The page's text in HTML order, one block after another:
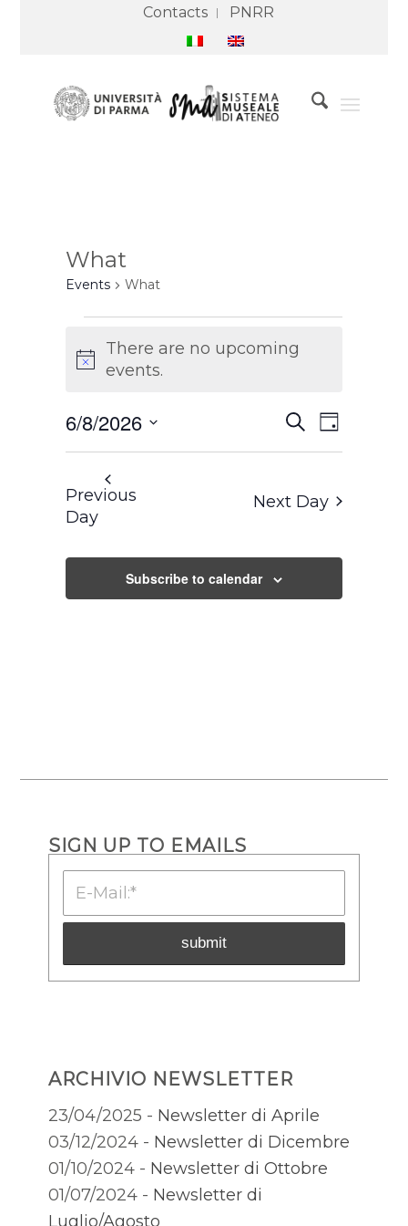
Contacts PNRR
What
Events What
Events
June
2026
Notice
There are no upcoming
events.
Events
Search
Views
SearchEvent
Views
Day
6/8/2026
Select
Previous
Day
Next Day
Subscribe to calendar
SIGN UP TO EMAILS
ARCHIVIO NEWSLETTER
23/04/2025 - Newsletter di Aprile
03/12/2024 - Newsletter di Dicembre
01/10/2024 - Newsletter di Ottobre
01/07/2024 - Newsletter di
Luglio/Agosto